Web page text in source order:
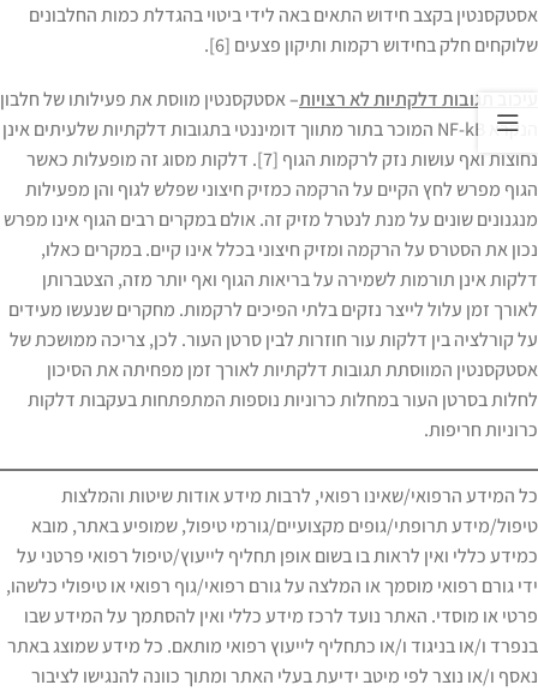
אסטקסנטין בקצב חידוש התאים באה לידי ביטוי בהגדלת כמות החלבונים
שלוקחים חלק בחידוש רקמות ותיקון פצעים [6].
עיכוב תגובות דלקתיות לא רצויות–אסטקסנטין מווסת את פעילותו של חלבון
הנקרא NF-kB המוכר בתור מתווך דומיננטי בתגובות דלקתיות שלעיתים אינן
נחוצות ואף עושות נזק לרקמות הגוף [7]. דלקות מסוג זה מופעלות כאשר
הגוף מפרש לחץ הקיים על הרקמה כמזיק חיצוני שפלש לגוף והן מפעילות
מנגנונים שונים על מנת לנטרל מזיק זה. אולם במקרים רבים הגוף אינו מפרש
נכון את הסטרס על הרקמה ומזיק חיצוני בכלל אינו קיים. במקרים כאלו,
דלקות אינן תורמות לשמירה על בריאות הגוף ואף יותר מזה, הצטברותן
לאורך זמן עלול לייצר נזקים בלתי הפיכים לרקמות. מחקרים שנעשו מעידים
על קורלציה בין דלקות עור חוזרות לבין סרטן העור. לכן, צריכה ממושכת של
אסטקסנטין המווסתת תגובות דלקתיות לאורך זמן מפחיתה את הסיכון
לחלות בסרטן העור במחלות כרוניות נוספות המתפתחות בעקבות דלקות
כרוניות חריפות.
כל המידע הרפואי/שאינו רפואי, לרבות מידע אודות שיטות והמלצות
טיפול/מידע תרופתי/גופים מקצועיים/גורמי טיפול, שמופיע באתר, מובא
כמידע כללי ואין לראות בו בשום אופן תחליף לייעוץ/טיפול רפואי פרטני על
ידי גורם רפואי מוסמך או המלצה על גורם רפואי/גוף רפואי או טיפולי כלשהו,
פרטי או מוסדי. האתר נועד לרכז מידע כללי ואין להסתמך על המידע שבו
בנפרד ו/או בניגוד ו/או כתחליף לייעוץ רפואי מותאם. כל מידע שמוצג באתר
נאסף ו/או נוצר לפי מיטב ידיעת בעלי האתר ומתוך כוונה להנגישו לציבור